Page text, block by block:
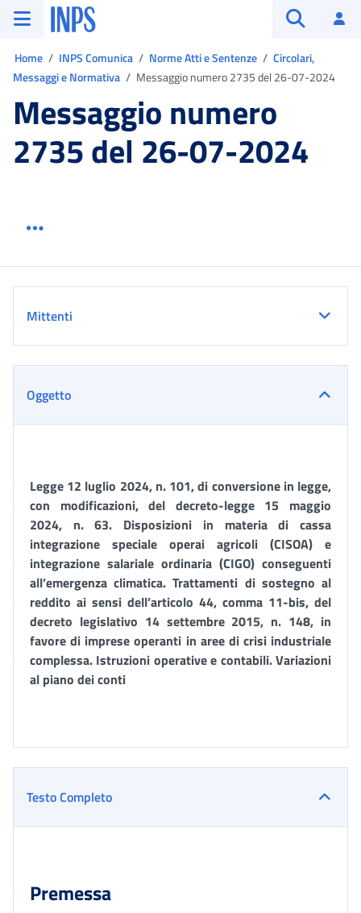
Vai al menu principale
Vai al contenuto principale
Vai al pie' di pagina
INPS ()
Home INPS Comunica Norme Atti e Sentenze
Circolari,
Messaggi e Normativa
Messaggio numero 2735 del 26-07-2024
Messaggio numero
2735 del 26-07-2024
Mittenti
Oggetto
Legge 12 luglio 2024, n. 101, di conversione in legge,
con modificazioni, del decreto-legge 15 maggio
2024, n. 63. Disposizioni in materia di cassa
integrazione speciale operai agricoli (CISOA) e
integrazione salariale ordinaria (CIGO) conseguenti
all’emergenza climatica. Trattamenti di sostegno al
reddito ai sensi dell’articolo 44, comma 11-bis, del
decreto legislativo 14 settembre 2015, n. 148, in
favore di imprese operanti in aree di crisi industriale
complessa. Istruzioni operative e contabili. Variazioni
al piano dei conti
Testo Completo
Premessa